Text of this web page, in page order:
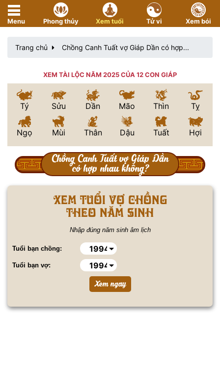
Menu Phong thủy Xem tuổi Tử vi Xem bói
Trang chủ Chồng Canh Tuất vợ Giáp Dần có hợp...
XEM TÀI LỘC NĂM 2025 CỦA 12 CON GIÁP
Tý Sửu Dần Mão Thìn Tỵ
Ngọ Mùi Thân Dậu Tuất Hợi
Chồng Canh Tuất vợ Giáp Dần
có hợp nhau không?
Xem tuổi vợ chồng
theo năm sinh
Nhập đúng năm sinh âm lịch
Tuổi bạn chồng:
Tuổi bạn vợ: